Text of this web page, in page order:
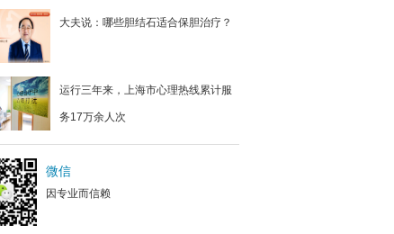
大夫说：哪些胆结石适合保胆治疗？
运行三年来，上海市心理热线累计服
务17万余人次
微信
因专业而信赖